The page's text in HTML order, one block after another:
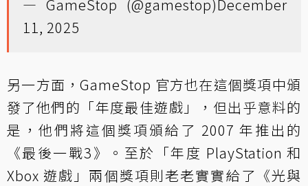
— GameStop (@gamestop)December
11, 2025
另一方面，GameStop 官方也在這個獎項中頒
發了他們的「年度最佳遊戲」，但出乎意料的
是，他們將這個獎項頒給了 2007 年推出的
《最後一戰3》。至於「年度 PlayStation 和
Xbox 遊戲」兩個獎項則老老實實給了《光與